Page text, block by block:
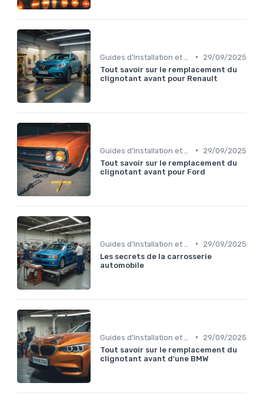
•
29/09/2025
Tout savoir sur le remplacement du
clignotant avant pour Renault
•
29/09/2025
Tout savoir sur le remplacement du
clignotant avant pour Ford
•
29/09/2025
Les secrets de la carrosserie
automobile
•
29/09/2025
Tout savoir sur le remplacement du
clignotant avant d'une BMW